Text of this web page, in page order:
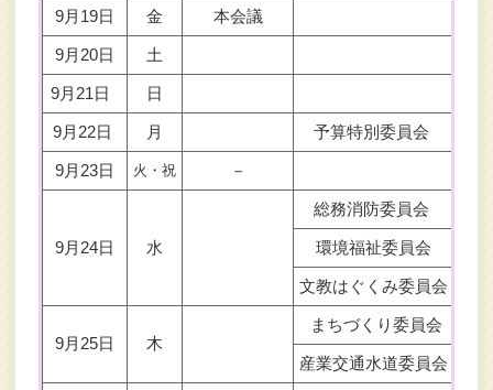
9月19日 金 本会議
9月20日 土
9月21日 日
9月22日 月 予算特別委員会
9月23日 火・祝 －
9月24日 水
総務消防委員会
環境福祉委員会
文教はぐくみ委員会
9月25日 木
まちづくり委員会
産業交通水道委員会